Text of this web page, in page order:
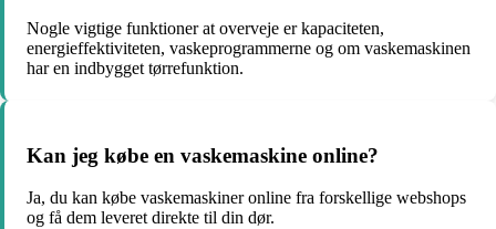
Nogle vigtige funktioner at overveje er kapaciteten,
energieffektiviteten, vaskeprogrammerne og om vaskemaskinen
har en indbygget tørrefunktion.
Kan jeg købe en vaskemaskine online?
Ja, du kan købe vaskemaskiner online fra forskellige webshops
og få dem leveret direkte til din dør.